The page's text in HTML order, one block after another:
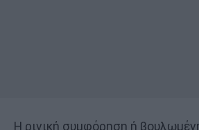
Η ρινική συμφόρηση ή